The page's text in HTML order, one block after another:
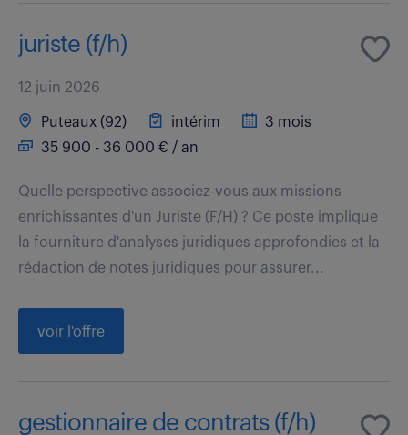
juriste (f/h)
12 juin 2026
Puteaux (92) intérim
3 mois
35 900 - 36 000 € / an
Quelle perspective associez-vous aux missions
enrichissantes d'un Juriste (F/H) ? Ce poste implique
la fourniture d'analyses juridiques approfondies et la
rédaction de notes juridiques pour assurer...
voir l'offre
gestionnaire de contrats (f/h)